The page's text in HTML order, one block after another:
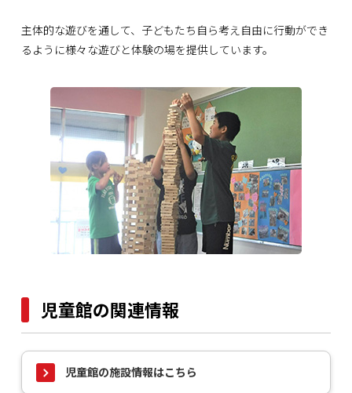
主体的な遊びを通して、子どもたち自ら考え自由に行動ができ
るように様々な遊びと体験の場を提供しています。
児童館の関連情報
児童館の施設情報はこちら